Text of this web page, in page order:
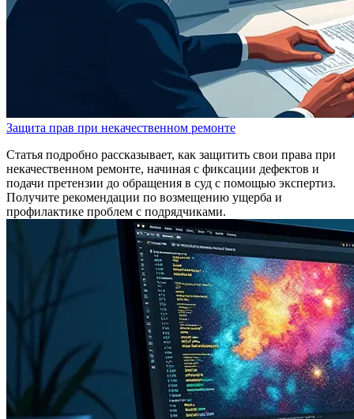
Защита прав при некачественном ремонте
Статья подробно рассказывает, как защитить свои права при
некачественном ремонте, начиная с фиксации дефектов и
подачи претензии до обращения в суд с помощью экспертиз.
Получите рекомендации по возмещению ущерба и
профилактике проблем с подрядчиками.